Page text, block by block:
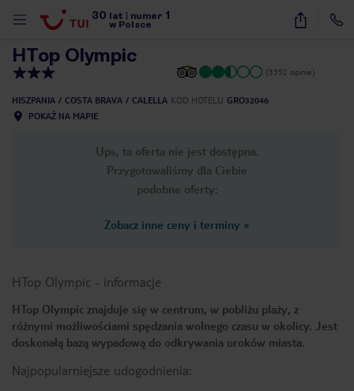
30 lat numer 1
w Polsce
48
HTop Olympic
(3352 opinie)
HISZPANIA COSTA BRAVA CALELLA KOD HOTELU GRO32046
POKAŻ NA MAPIE
Ups, ta oferta nie jest dostępna.
Przygotowaliśmy dla Ciebie
podobne oferty:
Zobacz inne ceny i terminy »
HTop Olympic - informacje
HTop Olympic znajduje się w centrum, w pobliżu plaży, z
różnymi możliwościami spędzania wolnego czasu w okolicy. Jest
doskonałą bazą wypadową do odkrywania uroków miasta.
Najpopularniejsze udogodnienia: